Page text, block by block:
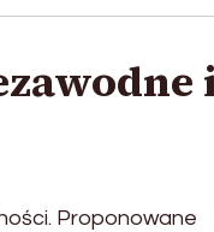
Proponowane